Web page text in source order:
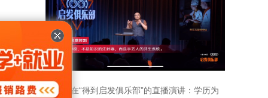
罗振宇在“得到启发俱乐部”的直播演讲：学历为